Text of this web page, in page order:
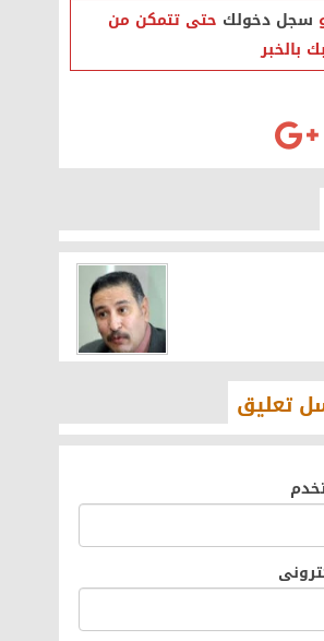
سجل دخولك حتى تتمكن من
بالخبر
تعليق